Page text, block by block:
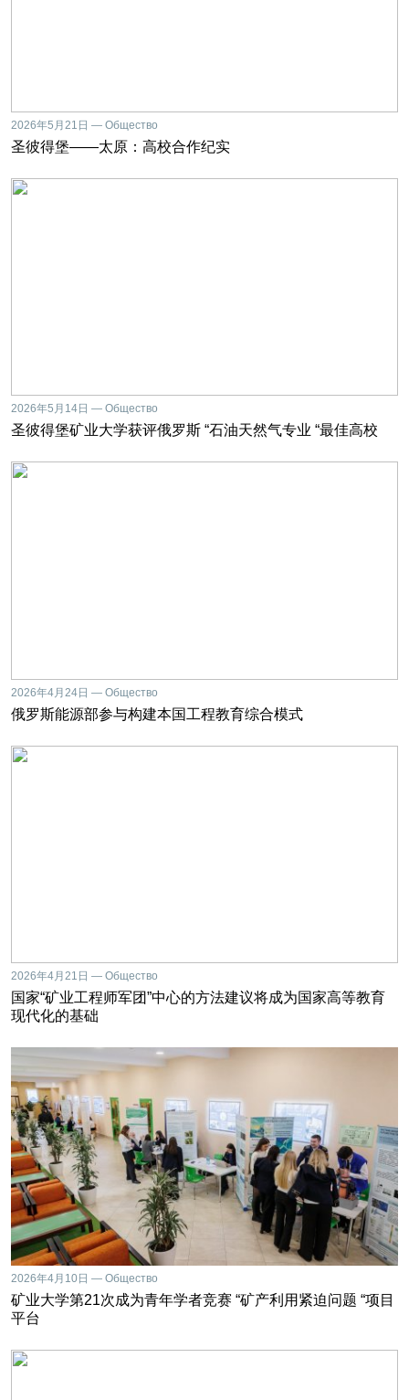
2026年5月21日 — Общество
圣彼得堡——太原：高校合作纪实
2026年5月14日 — Общество
圣彼得堡矿业大学获评俄罗斯 “石油天然气专业 “最佳高校
2026年4月24日 — Общество
俄罗斯能源部参与构建本国工程教育综合模式
2026年4月21日 — Общество
国家“矿业工程师军团”中心的方法建议将成为国家高等教育
现代化的基础
2026年4月10日 — Общество
矿业大学第21次成为青年学者竞赛 “矿产利用紧迫问题 “项目
平台